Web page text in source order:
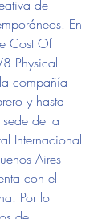
de
En
Cost Of
Physical
compañía
y hasta
de la
Internacional
Aires
con el
Por lo